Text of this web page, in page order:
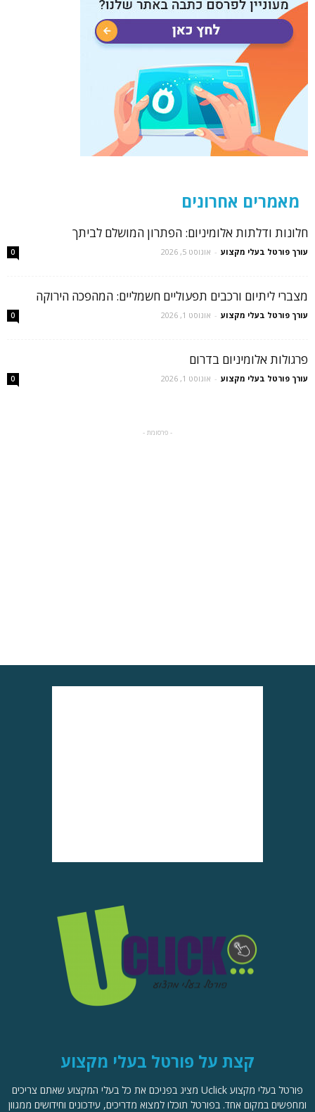
מאמרים אחרונים
חלונות ודלתות אלומיניום: הפתרון המושלם לביתך
עורך פורטל בעלי מקצוע - אוגוסט 5, 2026 0
מצברי ליתיום ורכבים תפעוליים חשמליים: המהפכה הירוקה
עורך פורטל בעלי מקצוע - אוגוסט 1, 2026 0
פרגולות אלומיניום בדרום
עורך פורטל בעלי מקצוע - אוגוסט 1, 2026 0
- פרסומת -
קצת על פורטל בעלי מקצוע
פורטל בעלי מקצוע Uclick מציג בפניכם את כל בעלי המקצוע שאתם צריכים
ומחפשים במקום אחד. בפורטל תוכלו למצוא מדריכים, עידכונים וחידושים ממגוון